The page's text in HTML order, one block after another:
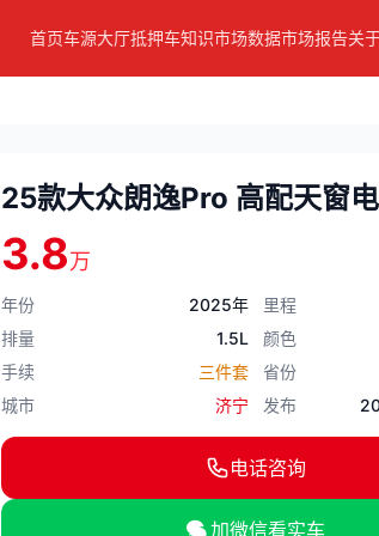
首页车源大厅抵押车知识市场数据市场报告关
3.8万
年份 2025年 里程
排量
1.5L 颜色
手续
三件套 省份
城市
济宁 发布
电话咨询
加微信看实车